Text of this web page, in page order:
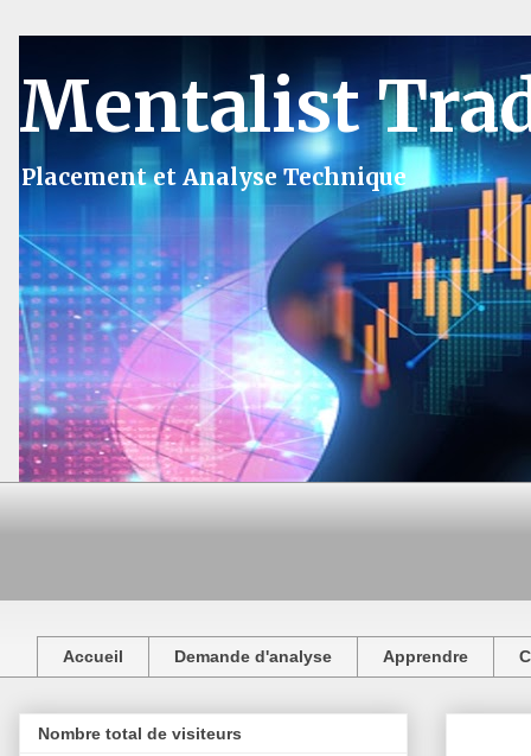
Mentalist
Placement et Analyse Technique
Accueil Demande d'analyse Apprendre
Nombre total de visiteurs